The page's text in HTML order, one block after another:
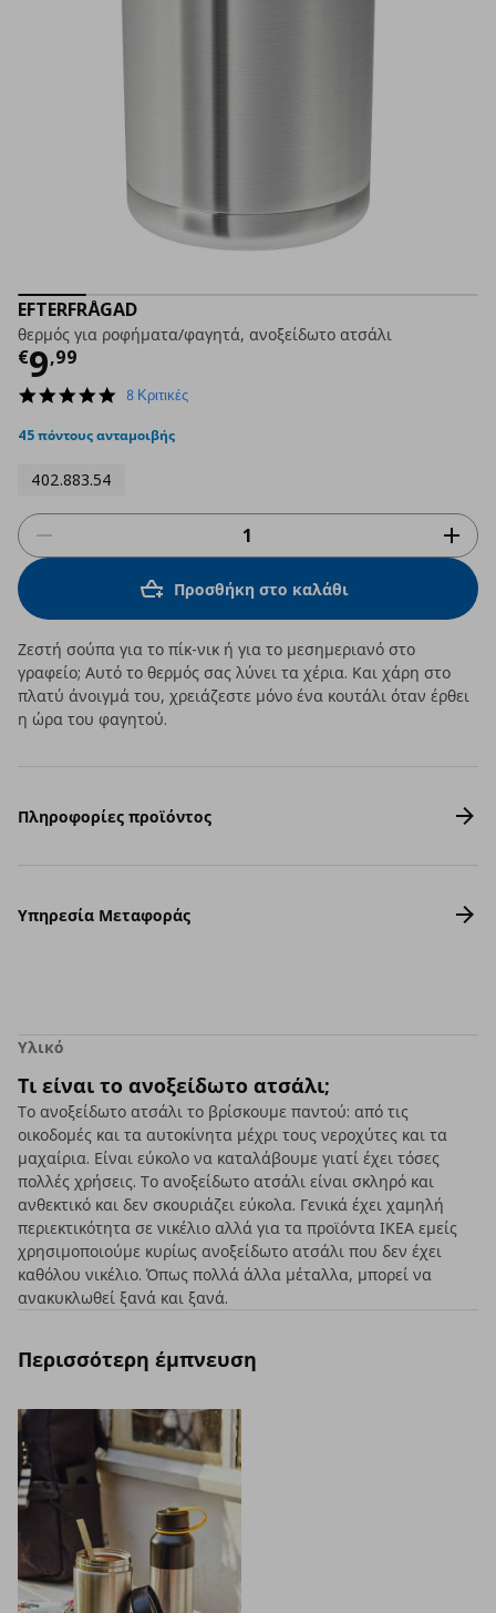
EFTERFRÅGAD
θερμός για ροφήματα/φαγητά, ανοξείδωτο ατσάλι
€9,99
Τρέχουσα τιμή
5.0
rating
8 Κριτικές
45 πόντους ανταμοιβής
402.883.54
Προσθήκη στο καλάθι
Ζεστή σούπα για το πίκ-νικ ή για το μεσημεριανό στο
γραφείο; Αυτό το θερμός σας λύνει τα χέρια. Και χάρη στο
πλατύ άνοιγμά του, χρειάζεστε μόνο ένα κουτάλι όταν έρθει
η ώρα του φαγητού.
Πληροφορίες προϊόντος
Υπηρεσία Μεταφοράς
Υλικό
Τι είναι το ανοξείδωτο ατσάλι;
Το ανοξείδωτο ατσάλι το βρίσκουμε παντού: από τις
οικοδομές και τα αυτοκίνητα μέχρι τους νεροχύτες και τα
μαχαίρια. Είναι εύκολο να καταλάβουμε γιατί έχει τόσες
πολλές χρήσεις. Το ανοξείδωτο ατσάλι είναι σκληρό και
ανθεκτικό και δεν σκουριάζει εύκολα. Γενικά έχει χαμηλή
περιεκτικότητα σε νικέλιο αλλά για τα προϊόντα ΙΚΕΑ εμείς
χρησιμοποιούμε κυρίως ανοξείδωτο ατσάλι που δεν έχει
καθόλου νικέλιο. Όπως πολλά άλλα μέταλλα, μπορεί να
ανακυκλωθεί ξανά και ξανά.
Περισσότερη έμπνευση